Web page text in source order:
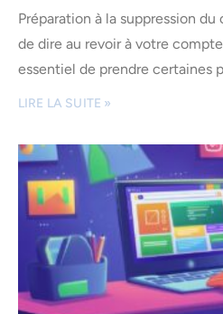
Préparation à la suppression
de dire au revoir à votre
essentiel de prendre certaines
LIRE LA SUITE »